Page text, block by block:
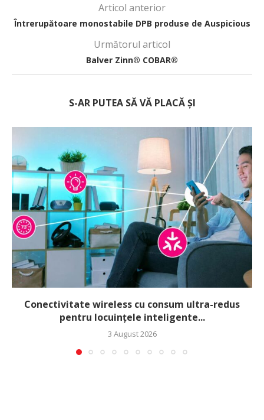
Articol anterior
Întrerupătoare monostabile DPB produse de Auspicious
Următorul articol
Balver Zinn® COBAR®
S-AR PUTEA SĂ VĂ PLACĂ ȘI
Conectivitate wireless cu consum ultra-redus
pentru locuințele inteligente...
3 August 2026